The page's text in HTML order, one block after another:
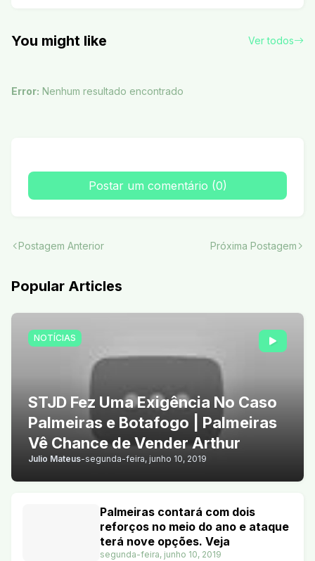
You might like Ver todos
Error: Nenhum resultado encontrado
Postar um comentário (0)
Postagem Anterior Próxima Postagem
Popular Articles
NOTÍCIAS
STJD Fez Uma Exigência No Caso
Palmeiras e Botafogo | Palmeiras
Vê Chance de Vender Arthur
Julio Mateus-segunda-feira, junho 10, 2019
Palmeiras contará com dois
reforços no meio do ano e ataque
terá nove opções. Veja
segunda-feira, junho 10, 2019